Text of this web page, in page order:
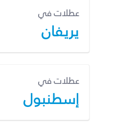
عطلات في
يريفان
عطلات في
إسطنبول